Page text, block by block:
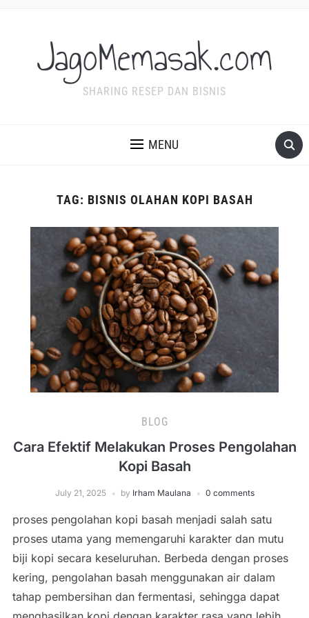
JagoMemasak.com
SHARING RESEP DAN BISNIS
MENU
TAG: BISNIS OLAHAN KOPI BASAH
BLOG
Cara Efektif Melakukan Proses Pengolahan
Kopi Basah
July 21, 2025 by Irham Maulana 0 comments
proses pengolahan kopi basah menjadi salah satu
proses utama yang memengaruhi karakter dan mutu
biji kopi secara keseluruhan. Berbeda dengan proses
kering, pengolahan basah menggunakan air dalam
tahap pembersihan dan fermentasi, sehingga dapat